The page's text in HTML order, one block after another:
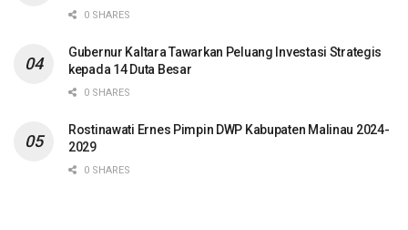
0 SHARES
Gubernur Kaltara Tawarkan Peluang Investasi Strategis
kepada 14 Duta Besar
0 SHARES
Rostinawati Ernes Pimpin DWP Kabupaten Malinau 2024-
2029
0 SHARES